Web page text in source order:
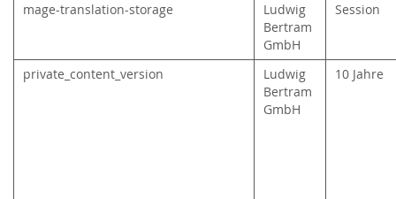
mage-translation-storage
Ludwig
Bertram
GmbH
Session
private_content_version
Ludwig
Bertram
GmbH
10 Jahre